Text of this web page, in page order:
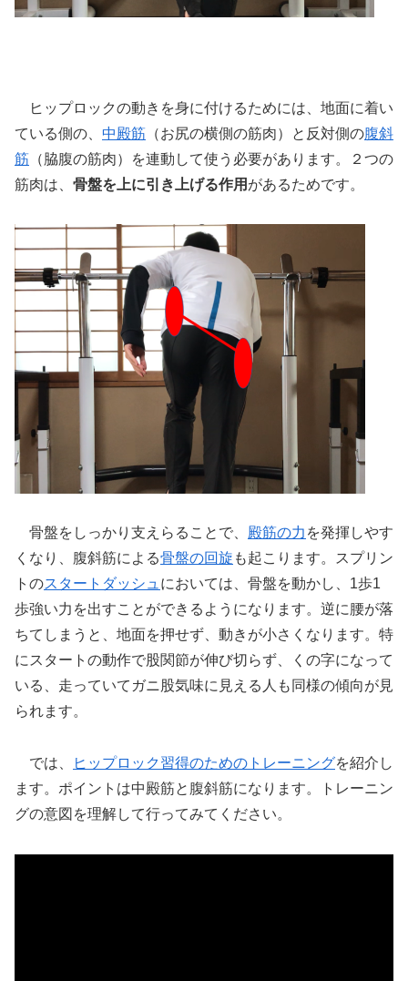
ヒップロックの動きを身に付けるためには、地面に着い
ている側の、 中殿筋 （お尻の横側の筋肉）と反対側の腹斜
筋 （脇腹の筋肉）を連動して使う必要があります。２つの
筋肉は、 骨盤を上に引き上げる作用 があるためです。
骨盤をしっかり支えらることで、 殿筋の力 を発揮しやす
くなり、腹斜筋による骨盤の回旋 も起こります。スプリン
トのスタートダッシュ においては、骨盤を動かし、1歩1
歩強い力を出すことができるようになります。逆に腰が落
ちてしまうと、地面を押せず、動きが小さくなります。特
にスタートの動作で股関節が伸び切らず、くの字になって
いる、走っていてガニ股気味に見える人も同様の傾向が見
られます。
では、 ヒップロック習得のためのトレーニングを紹介し
ます。ポイントは中殿筋と腹斜筋になります。トレーニン
グの意図を理解して行ってみてください。